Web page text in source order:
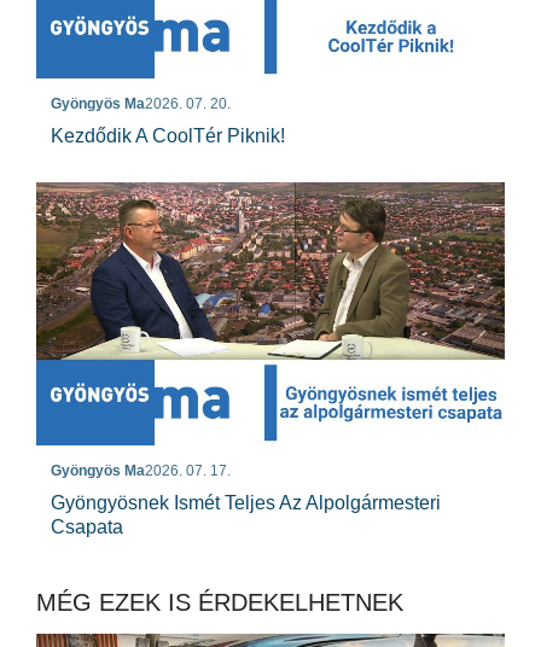
Gyöngyös Ma2026. 07. 20.
Kezdődik A CoolTér Piknik!
Gyöngyös Ma2026. 07. 17.
Gyöngyösnek Ismét Teljes Az Alpolgármesteri
Csapata
MÉG EZEK IS ÉRDEKELHETNEK